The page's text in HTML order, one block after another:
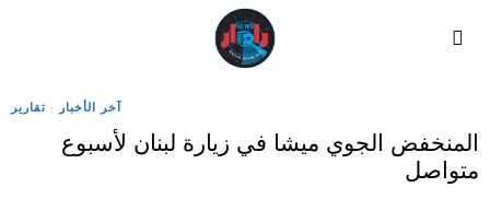
آخر الأخبار · تقارير
المنخفض الجوي ميشا في زيارة لبنان لأسبوع
متواصل